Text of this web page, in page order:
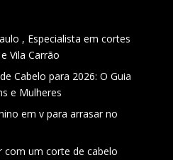
, Especialista em cortes
Vila Carrão
Cabelo para 2026: O Guia
e Mulheres
em v para arrasar no
com um corte de cabelo